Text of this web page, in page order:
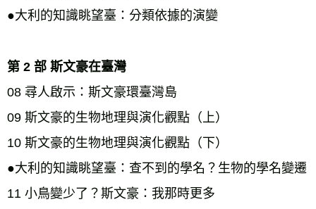
●大利的知識眺望臺：分類依據的演變
第 2 部 斯文豪在臺灣
08 尋人啟示：斯文豪環臺灣島
09 斯文豪的生物地理與演化觀點（上）
10 斯文豪的生物地理與演化觀點（下）
11 小鳥變少了？斯文豪：我那時更多